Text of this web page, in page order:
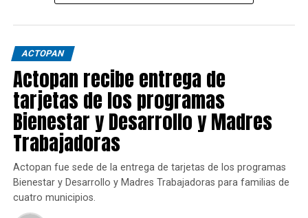
ACTOPAN
Actopan recibe entrega de
tarjetas de los programas
Bienestar y Desarrollo y Madres
Trabajadoras
Actopan fue sede de la entrega de tarjetas de los programas
Bienestar y Desarrollo y Madres Trabajadoras para familias de
cuatro municipios.